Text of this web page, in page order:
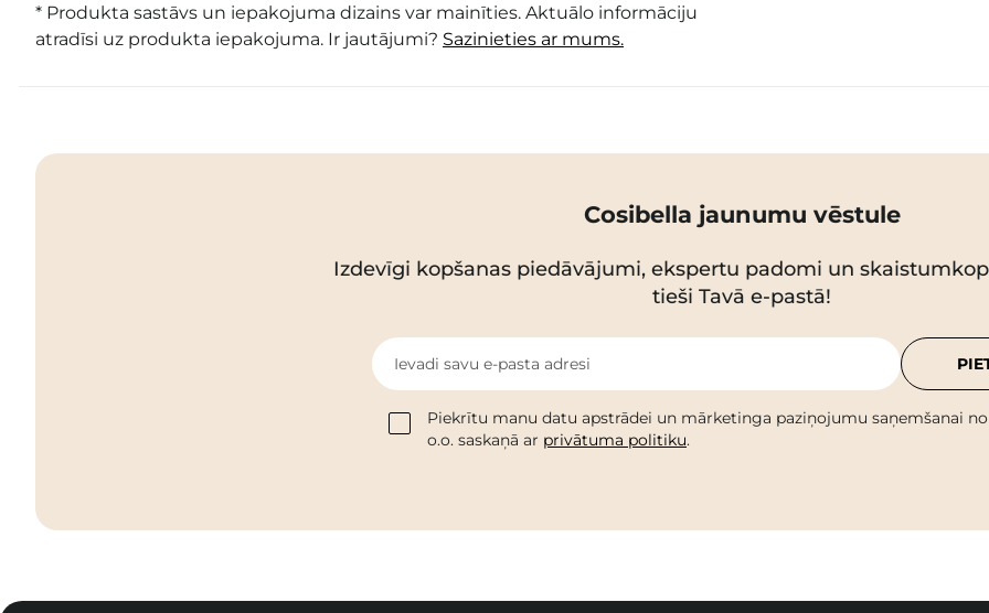
* Produkta sastāvs un iepakojuma dizains var mainīties. Aktuālo informāciju
atradīsi uz produkta iepakojuma. Ir jautājumi? Sazinieties ar mums.
Cosibella jaunumu vēstule
Izdevīgi kopšanas piedāvājumi, ekspertu padomi un
tieši Tavā e-pastā!
Ievadi savu e-pasta adresi
Piekrītu manu datu apstrādei un mārketinga paziņojumu saņemšanai no
o.o. saskaņā ar privātuma politiku.